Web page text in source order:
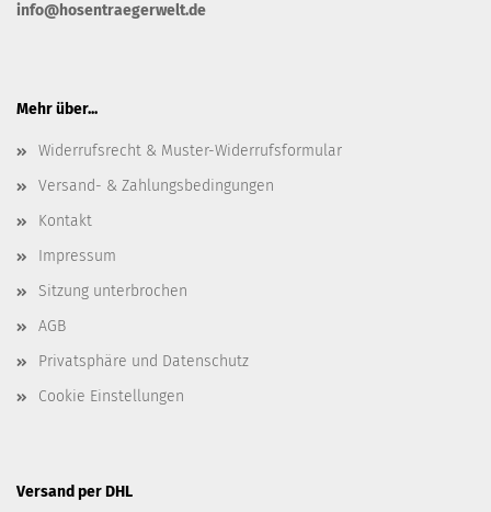
info@hosentraegerwelt.de
Mehr über...
Widerrufsrecht & Muster-Widerrufsformular
Versand- & Zahlungsbedingungen
Kontakt
Impressum
Sitzung unterbrochen
AGB
Privatsphäre und Datenschutz
Cookie Einstellungen
Versand per DHL